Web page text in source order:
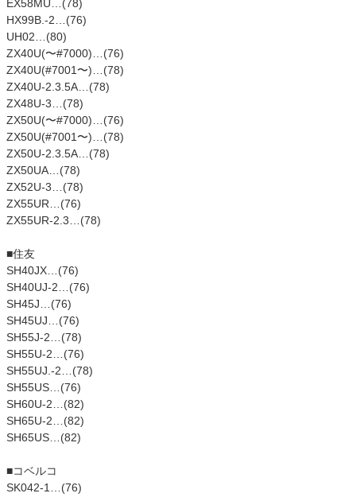
EX58MU…(78)
HX99B.-2…(76)
UH02…(80)
ZX40U(〜#7000)…(76)
ZX40U(#7001〜)…(78)
ZX40U-2.3.5A…(78)
ZX48U-3…(78)
ZX50U(〜#7000)…(76)
ZX50U(#7001〜)…(78)
ZX50U-2.3.5A…(78)
ZX50UA…(78)
ZX52U-3…(78)
ZX55UR…(76)
ZX55UR-2.3…(78)
■住友
SH40JX…(76)
SH40UJ-2…(76)
SH45J…(76)
SH45UJ…(76)
SH55J-2…(78)
SH55U-2…(76)
SH55UJ.-2…(78)
SH55US…(76)
SH60U-2…(82)
SH65U-2…(82)
SH65US…(82)
■コベルコ
SK042-1…(76)